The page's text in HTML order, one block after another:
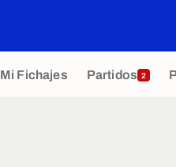
Mi Fichajes Partidos 2